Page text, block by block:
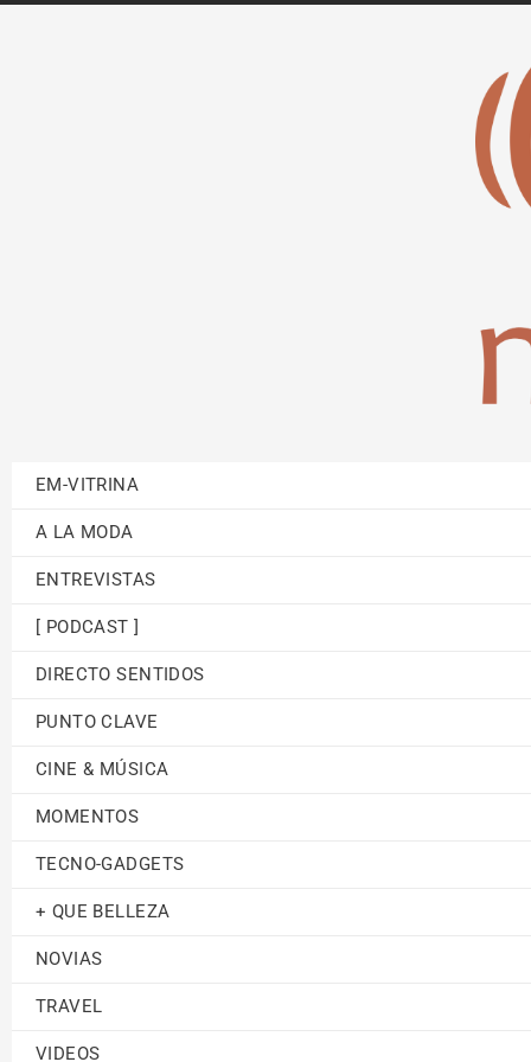
EM-VITRINA
A LA MODA
ENTREVISTAS
[ PODCAST ]
DIRECTO SENTIDOS
PUNTO CLAVE
CINE & MÚSICA
MOMENTOS
TECNO-GADGETS
+ QUE BELLEZA
NOVIAS
TRAVEL
VIDEOS